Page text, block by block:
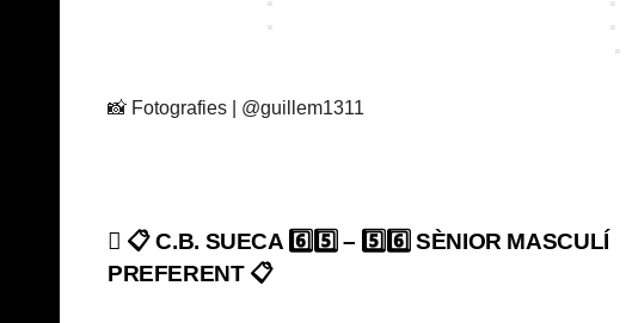
📸 Fotografies | @guillem1311
Navegación
📋 C.B. SUECA 6️⃣5️⃣ – 5️⃣6️⃣ SÈNIOR MASCULÍ
PREFERENT 📋